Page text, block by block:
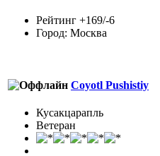
Рейтинг +169/-6
Город: Москва
Coyotl Pushistiy
Кусакцарапль
Ветеран